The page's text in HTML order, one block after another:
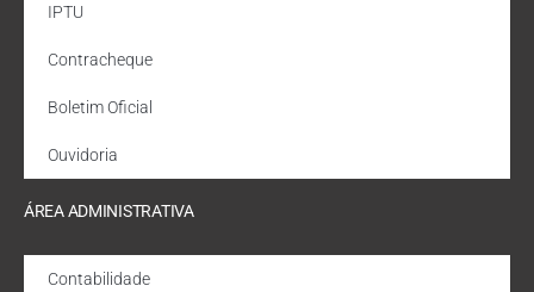
IPTU
Contracheque
Boletim Oficial
Ouvidoria
ÁREA ADMINISTRATIVA
Contabilidade